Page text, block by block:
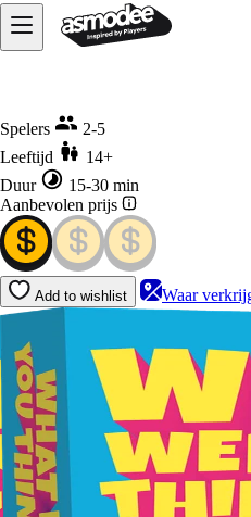
Spelers
2-5
Leeftijd
14+
Duur
15-30 min
Aanbevolen prijs
Add to wishlist Waar